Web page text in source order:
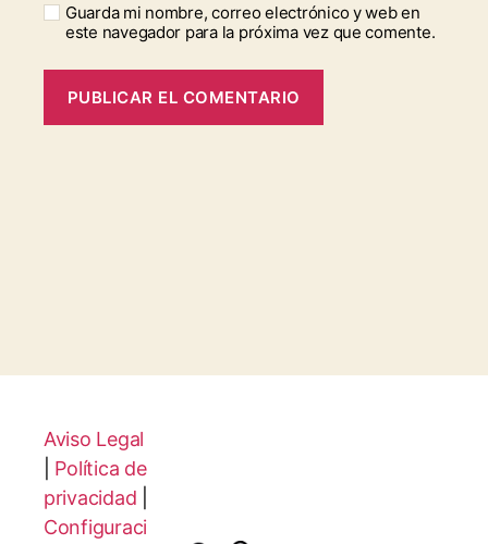
Guarda mi nombre, correo electrónico y web en
este navegador para la próxima vez que comente.
Aviso Legal
Política de
privacidad
Configuraci